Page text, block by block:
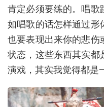
肯定必须要练的。唱歌
如唱歌的话怎样通过
也要表现出来你的悲伤
状态，这些东西其实
演戏，其实我觉得都是